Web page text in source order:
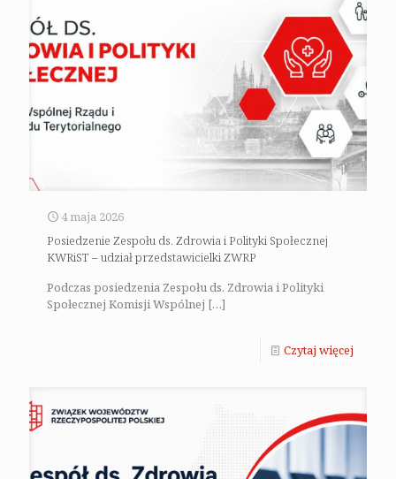
4 maja 2026
Posiedzenie Zespołu ds. Zdrowia i Polityki Społecznej
KWRiST – udział przedstawicielki ZWRP
Podczas posiedzenia Zespołu ds. Zdrowia i Polityki
Społecznej Komisji Wspólnej […]
Czytaj więcej